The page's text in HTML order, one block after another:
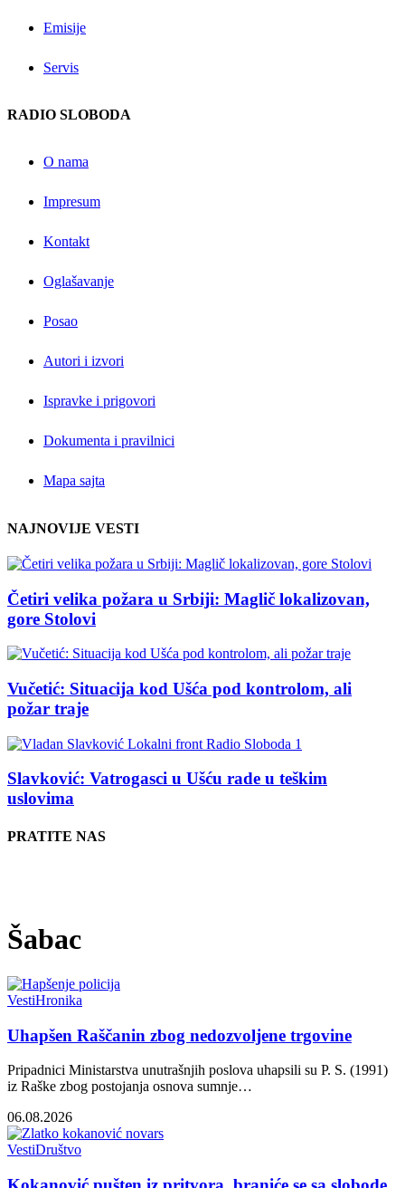
Emisije
Servis
RADIO SLOBODA
O nama
Impresum
Kontakt
Oglašavanje
Posao
Autori i izvori
Ispravke i prigovori
Dokumenta i pravilnici
Mapa sajta
NAJNOVIJE VESTI
Četiri velika požara u Srbiji: Maglič lokalizovan,
gore Stolovi
Vučetić: Situacija kod Ušća pod kontrolom, ali
požar traje
Slavković: Vatrogasci u Ušću rade u teškim
uslovima
PRATITE NAS
Šabac
VestiHronika
Uhapšen Raščanin zbog nedozvoljene trgovine
Pripadnici Ministarstva unutrašnjih poslova uhapsili su P. S. (1991)
iz Raške zbog postojanja osnova sumnje…
06.08.2026
VestiDruštvo